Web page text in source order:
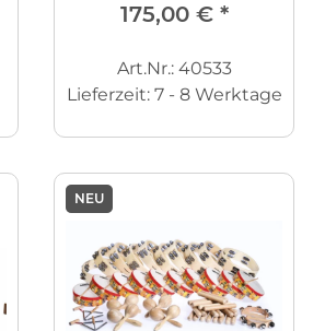
175,00 € *
Art.Nr.: 40533
Lieferzeit: 7 - 8 Werktage
NEU